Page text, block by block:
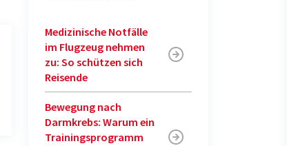
Medizinische Notfälle
im Flugzeug nehmen
zu: So schützen sich
Reisende
Bewegung nach
Darmkrebs: Warum ein
Trainingsprogramm